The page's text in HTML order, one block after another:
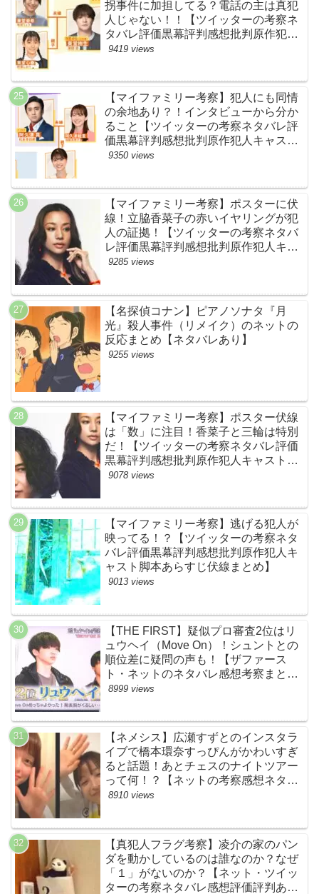
拐事件に加担してる？電話の主は真犯
人じゃない！！【ツイッターの考察ネ
タバレ評価黒幕評判感想批判原作犯人
キャスト脚本あらすじ伏線まとめ】
9419 views
【マイファミリー考察】犯人にも同情
の余地あり？！インタビューから分か
ること【ツイッターの考察ネタバレ評
価黒幕評判感想批判原作犯人キャスト
脚本あらすじ伏線まとめ】
9350 views
【マイファミリー考察】ポスターに伏
線！立脇香菜子の赤いイヤリングが犯
人の証拠！【ツイッターの考察ネタバ
レ評価黒幕評判感想批判原作犯人キャ
スト脚本あらすじ伏線まとめ・高橋メ
9285 views
【名探偵コナン】ピアノソナタ『月
光』殺人事件（リメイク）のネットの
反応まとめ【ネタバレあり】
9255 views
【マイファミリー考察】ポスター伏線
は「数」に注目！香菜子と三輪は特別
だ！【ツイッターの考察ネタバレ評価
黒幕評判感想批判原作犯人キャスト脚
本あらすじ伏線まとめ】
9078 views
【マイファミリー考察】逃げる犯人が
映ってる！？【ツイッターの考察ネタ
バレ評価黒幕評判感想批判原作犯人キ
ャスト脚本あらすじ伏線まとめ】
9013 views
【THE FIRST】疑似プロ審査2位はリ
ュウヘイ（Move On）！シュントとの
順位差に疑問の声も！【ザファース
ト・ネットのネタバレ感想考察まと
め・スッキリ・BE:FIRST・ビーファ
8999 views
【ネメシス】広瀬すずとのインスタラ
イブで橋本環奈すっぴんがかわいすぎ
ると話題！あとチェスのナイトツアー
って何！？【ネットの考察感想ネタバ
レまとめ【第９話】
8910 views
【真犯人フラグ考察】凌介の家のパン
ダを動かしているのは誰なのか？なぜ
「１」がないのか？【ネット・ツイッ
ターの考察ネタバレ感想評価評判あら